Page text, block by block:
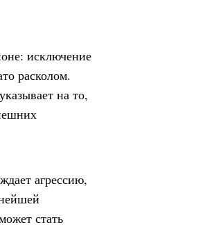
исключение
расколом.
на то,
агрессию,
стать